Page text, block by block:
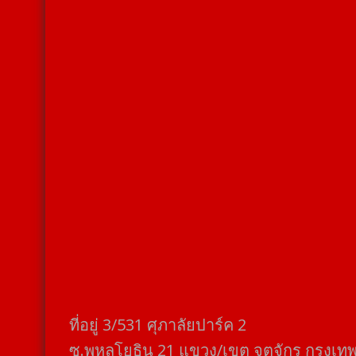
ที่อยู่​ 3/531​ ศุภาลัยปาร์ค​ 2
ซ.พหลโยธิน​ 21​ แขวง/เขต​ จตุจักร​ กรุงเท